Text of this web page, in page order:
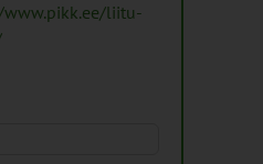
liitu-